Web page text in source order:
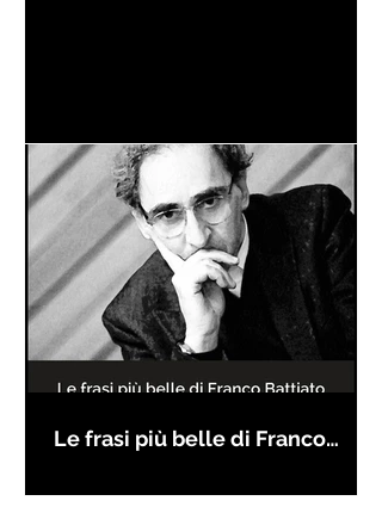
Le frasi più belle di Franco